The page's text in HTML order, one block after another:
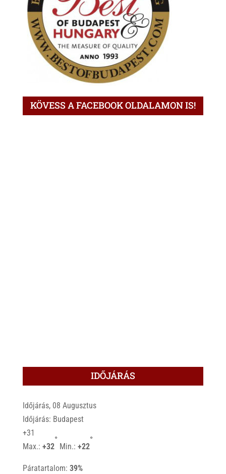
KÖVESS A FACEBOOK OLDALAMON IS!
IDŐJÁRÁS
Időjárás, 08 Augusztus
Időjárás: Budapest
+31
Max.: +32
°
Min.: +22
°
Páratartalom: 39%